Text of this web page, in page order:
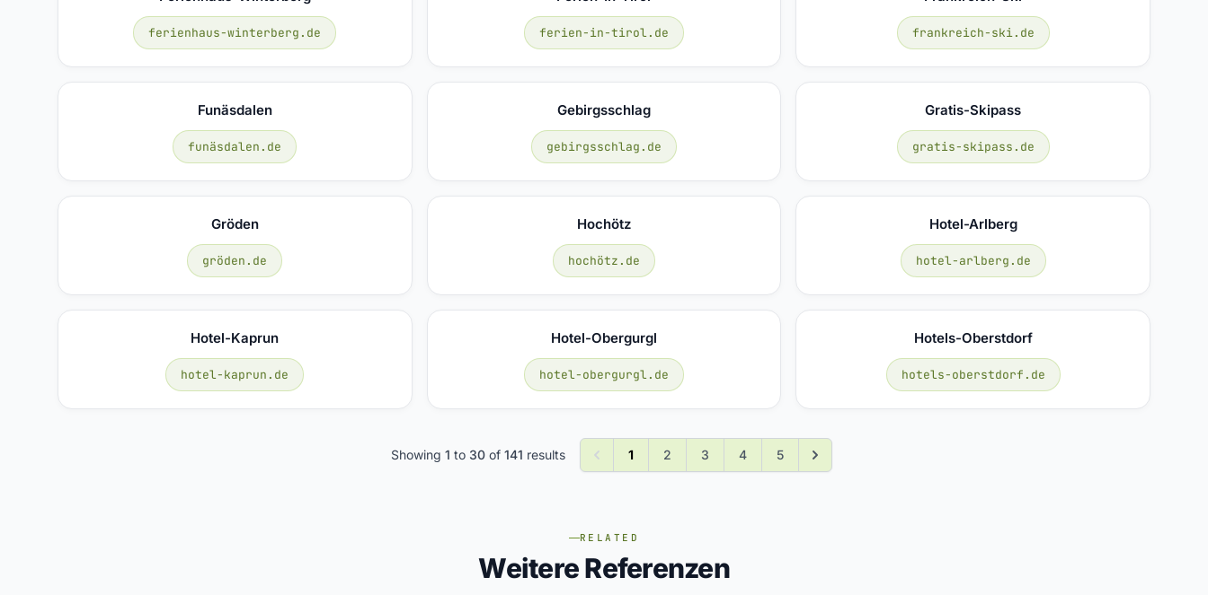
ferienhaus-winterberg.de ferien-in-tirol.de frankreich-ski.de
Funäsdalen
funäsdalen.de
Gebirgsschlag
gebirgsschlag.de
Gratis-Skipass
gratis-skipass.de
Gröden
gröden.de
Hochötz
hochötz.de
Hotel-Arlberg
hotel-arlberg.de
Hotel-Kaprun
hotel-kaprun.de
Hotel-Obergurgl
hotel-obergurgl.de
Hotels-Oberstdorf
hotels-oberstdorf.de
Showing 1 to 30of 141 results 1 2 3 4 5
RELATED
Weitere Referenzen